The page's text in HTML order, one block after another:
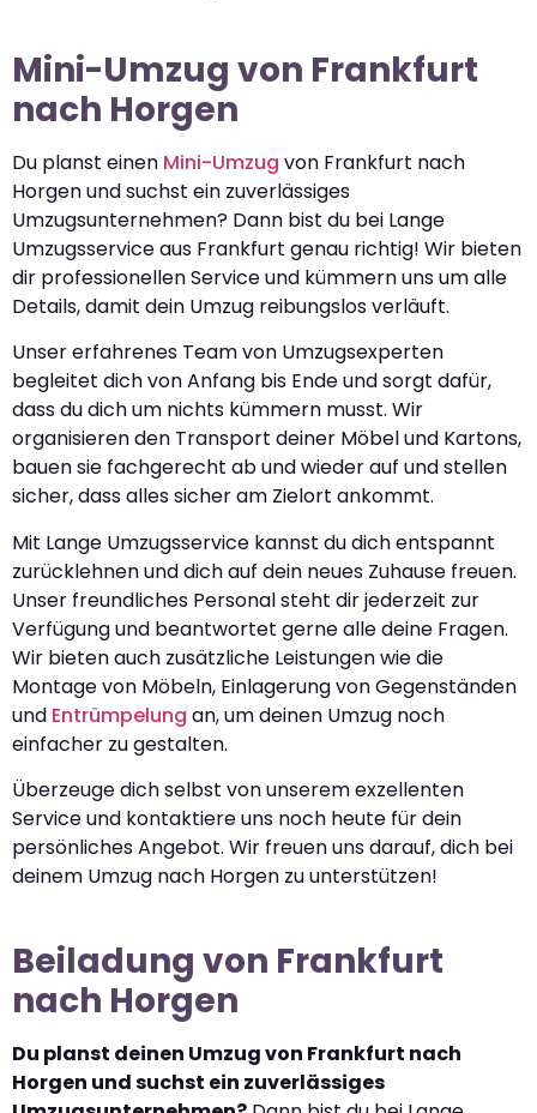
Mini-Umzug von Frankfurt
nach Horgen
Du planst einen Mini-Umzug von Frankfurt nach
Horgen und suchst ein zuverlässiges
Umzugsunternehmen? Dann bist du bei Lange
Umzugsservice aus Frankfurt genau richtig! Wir bieten
dir professionellen Service und kümmern uns um alle
Details, damit dein Umzug reibungslos verläuft.
Unser erfahrenes Team von Umzugsexperten
begleitet dich von Anfang bis Ende und sorgt dafür,
dass du dich um nichts kümmern musst. Wir
organisieren den Transport deiner Möbel und Kartons,
bauen sie fachgerecht ab und wieder auf und stellen
sicher, dass alles sicher am Zielort ankommt.
Mit Lange Umzugsservice kannst du dich entspannt
zurücklehnen und dich auf dein neues Zuhause freuen.
Unser freundliches Personal steht dir jederzeit zur
Verfügung und beantwortet gerne alle deine Fragen.
Wir bieten auch zusätzliche Leistungen wie die
Montage von Möbeln, Einlagerung von Gegenständen
und Entrümpelung an, um deinen Umzug noch
einfacher zu gestalten.
Überzeuge dich selbst von unserem exzellenten
Service und kontaktiere uns noch heute für dein
persönliches Angebot. Wir freuen uns darauf, dich bei
deinem Umzug nach Horgen zu unterstützen!
Beiladung von Frankfurt
nach Horgen
Du planst deinen Umzug von Frankfurt nach
Horgen und suchst ein zuverlässiges